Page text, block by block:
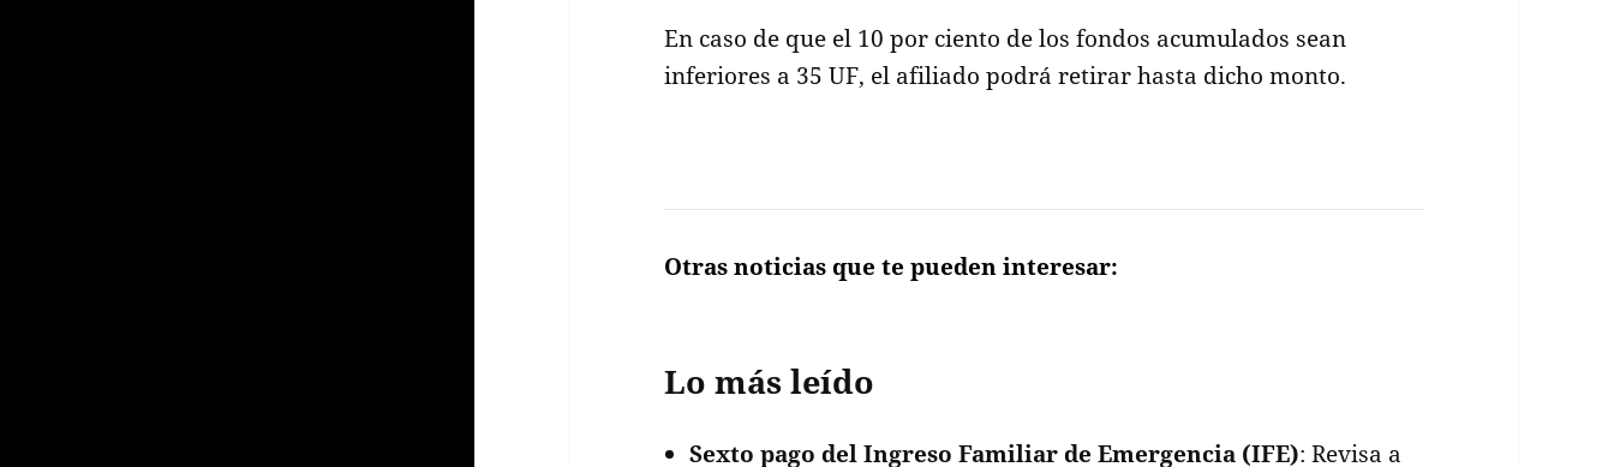
En caso de que el 10 por ciento de los fondos acumulados sean
inferiores a 35 UF, el afiliado podrá retirar hasta dicho monto.
Otras noticias que te pueden interesar:
Lo más leído
Sexto pago del Ingreso Familiar de Emergencia (IFE): Revisa a